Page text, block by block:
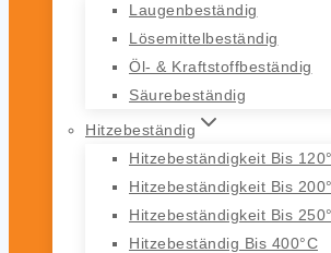
Laugenbeständig
Lösemittelbeständig
Öl- & Kraftstoffbeständig
Säurebeständig
Hitzebeständig
Hitzebeständigkeit Bis
Hitzebeständigkeit Bis
Hitzebeständigkeit Bis
Hitzebeständig Bis 400°C